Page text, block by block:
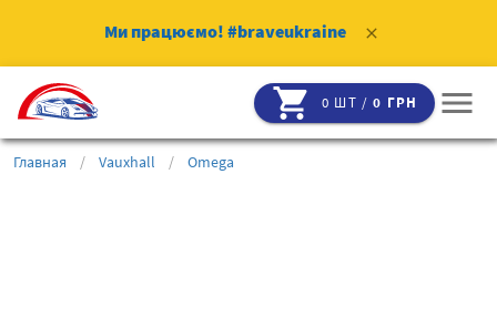
Ми працюємо! #braveukraine clear
shopping_cart 0 ШТ /0 ГРН menu
Главная / Vauxhall / Omega